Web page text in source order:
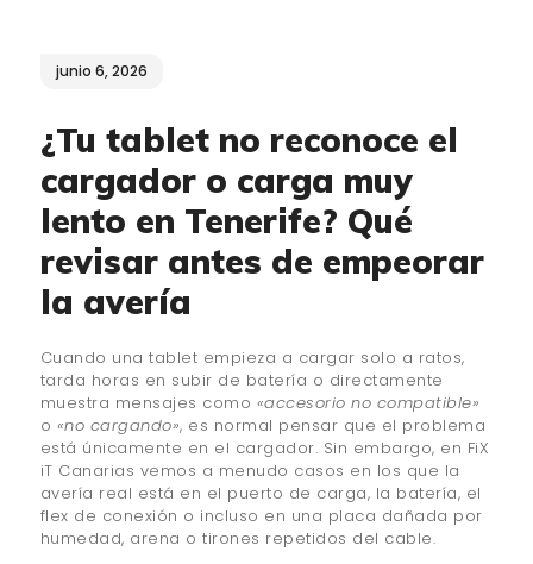
junio 6, 2026
¿Tu tablet no reconoce el
cargador o carga muy
lento en Tenerife? Qué
revisar antes de empeorar
la avería
Cuando una tablet empieza a cargar solo a ratos,
tarda horas en subir de batería o directamente
muestra mensajes como «accesorio no compatible»
o «no cargando», es normal pensar que el problema
está únicamente en el cargador. Sin embargo, en FiX
iT Canarias vemos a menudo casos en los que la
avería real está en el puerto de carga, la batería, el
flex de conexión o incluso en una placa dañada por
humedad, arena o tirones repetidos del cable.